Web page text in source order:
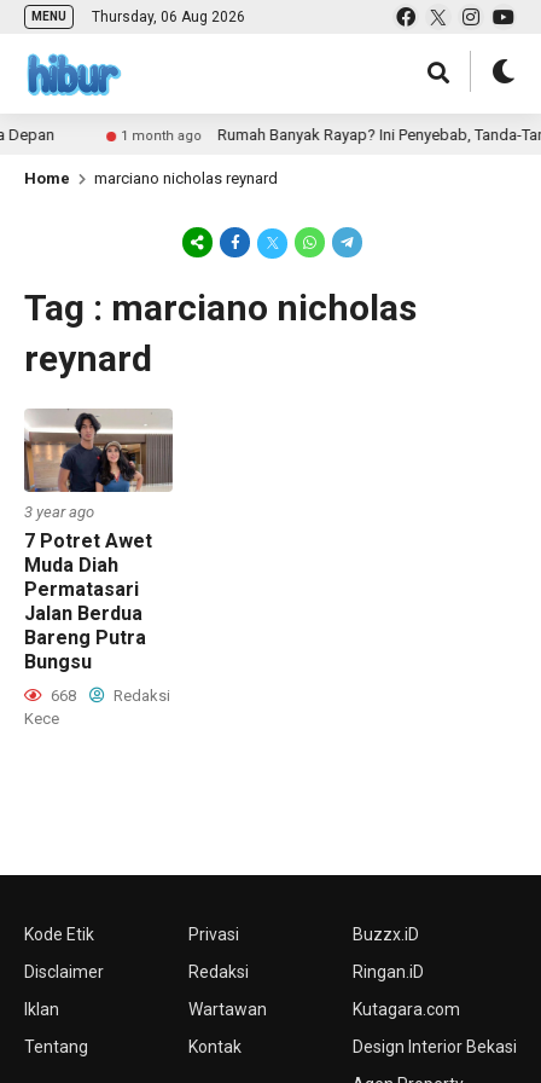
MENU Thursday, 06 Aug 2026
1 month ago Rumah Banyak Rayap? Ini Penyebab, Tanda-
Home marciano nicholas reynard
Tag : marciano nicholas
reynard
3 year ago
7 Potret Awet
Muda Diah
Permatasari
Jalan Berdua
Bareng Putra
Bungsu
668
Redaksi
Kece
Kode Etik
Disclaimer
Iklan
Tentang
Privasi
Redaksi
Wartawan
Kontak
Buzzx.iD
Ringan.iD
Kutagara.com
Design Interior Bekasi